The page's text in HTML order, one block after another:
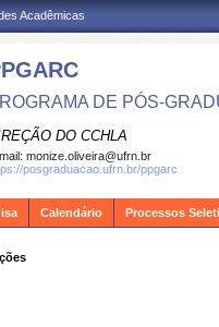
Acadêmicas
DE PÓS-
DO CCHLA
monize.oliveira@ufrn.br
posgraduacao.ufrn.br/ppgarc
Calendário Processos